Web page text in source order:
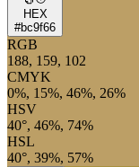
HEX
#bc9f66
RGB
188, 159, 102
CMYK
0%, 15%, 46%, 26%
HSV
40°, 46%, 74%
HSL
40°, 39%, 57%